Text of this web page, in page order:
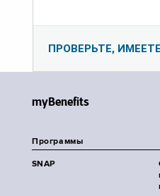
ПРОВЕРЬТЕ,
myBenefits
Программы
SNAP